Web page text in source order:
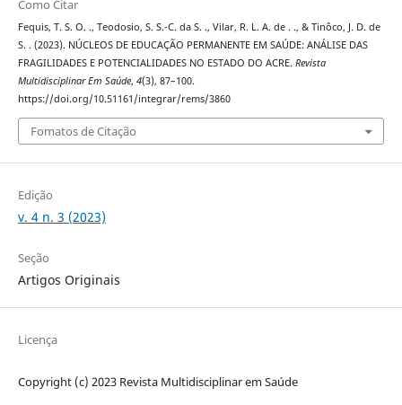
Como Citar
Fequis, T. S. O. ., Teodosio, S. S.-C. da S. ., Vilar, R. L. A. de . ., & Tinôco, J. D. de
S. . (2023). NÚCLEOS DE EDUCAÇÃO PERMANENTE EM SAÚDE: ANÁLISE DAS
FRAGILIDADES E POTENCIALIDADES NO ESTADO DO ACRE. Revista
Multidisciplinar Em Saúde, 4(3), 87–100.
https://doi.org/10.51161/integrar/rems/3860
Fomatos de Citação
Edição
v. 4 n. 3 (2023)
Seção
Artigos Originais
Licença
Copyright (c) 2023 Revista Multidisciplinar em Saúde